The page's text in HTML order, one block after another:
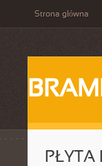
Strona główna